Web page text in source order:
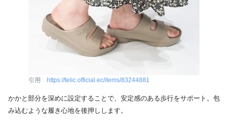
引用 https://telic.official.ec/items/83244881
かかと部分を深めに設定することで、安定感のある歩行をサポート。包
み込むような履き心地を後押しします。